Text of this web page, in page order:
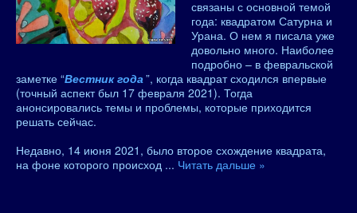
связаны с основной темой
года: квадратом Сатурна и
Урана. О нем я писала уже
довольно много. Наиболее
подробно – в февральской
заметке “Вестник года”, когда квадрат сходился впервые
(точный аспект был 17 февраля 2021). Тогда
анонсировались темы и проблемы, которые приходится
решать сейчас.
Недавно, 14 июня 2021, было второе схождение квадрата,
на фоне которого происход ... Читать дальше »